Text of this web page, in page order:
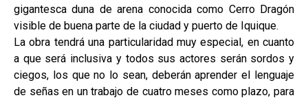
gigantesca duna de arena conocida como Cerro Dragón
visible de buena parte de la ciudad y puerto de Iquique.
La obra tendrá una particularidad muy especial, en cuanto
a que será inclusiva y todos sus actores serán sordos y
ciegos, los que no lo sean, deberán aprender el lenguaje
de señas en un trabajo de cuatro meses como plazo, para